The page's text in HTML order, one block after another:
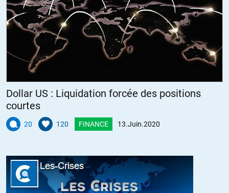
Recits d’Yves //15.06.2020 à 07h38
Je mets un bémol. Sa façokn de décrire ce qu’ild oit lui-même
qualifier de « populace » et je cite:
« Ne l’oubliez jamais : une bonne partie de la population mondiale
est constituée de connards d’un fort beau gabarit. ../.. et que
n’importe qui a le droit de faire des enfants quand bien même on
leur a déjà retiré leur chien pour mauvais traitement. »
Quelqu’un qui aimerait une société où seraient exclus les gens dont
laisse perplexe quant l’arrogance et le mépris du personnage.
Bien sûr, ce genre de type raisonne de la même manière considérant
le droit de vote qu’il serait nécessaire de réserver à ceux qui savent
voter?
Dollar US : Liquidation forcée des positions
courtes
20 120 FINANCE 13.Juin.2020